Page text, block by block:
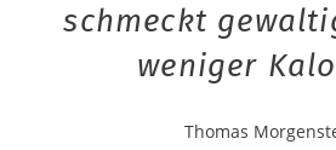
schmeckt
weniger
Thomas